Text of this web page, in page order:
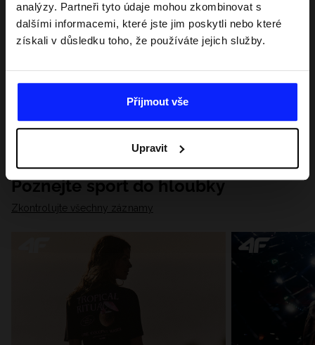
analýzy. Partneři tyto údaje mohou zkombinovat s
dalšími informacemi, které jste jim poskytli nebo které
získali v důsledku toho, že používáte jejich služby.
Přijmout vše
Upravit
Poznejte sport do hloubky
Zkontrolujte všechny záznamy